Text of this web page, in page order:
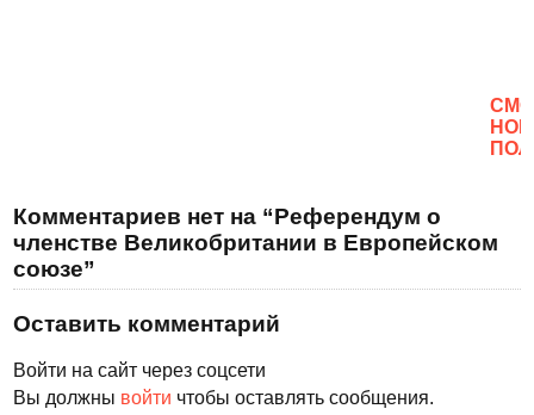
Комментариев нет на “Референдум о
членстве Великобритании в Европейском
союзе”
Оставить комментарий
Войти на сайт через соцсети
Вы должны войти чтобы оставлять сообщения.